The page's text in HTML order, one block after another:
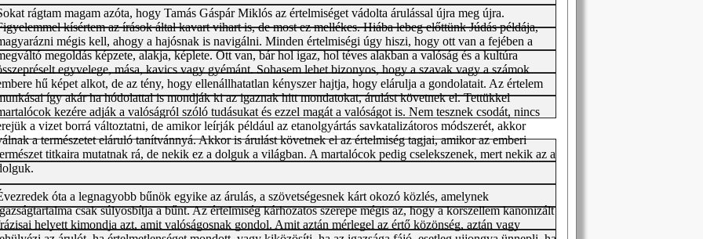
rágtam magam azóta, hogy Tamás Gáspár Miklós az értelmiséget vádolta árulással újra meg újra.
kísértem az írások által kavart vihart is, de most ez mellékes. Hiába lebeg előttünk Júdás példája,
mégis kell, ahogy a hajósnak is navigálni. Minden értelmiségi úgy hiszi, hogy ott van a fejében a
megoldás képzete, alakja, képlete. Ott van, bár hol igaz, hol téves alakban a valóság és a kultúra
egyvelege, mása, kavics vagy gyémánt. Sohasem lehet bizonyos, hogy a szavak vagy a számok
hű képet alkot, de az tény, hogy ellenállhatatlan kényszer hajtja, hogy elárulja a gondolatait. Az értelem
így akár ha hódolattal is mondják ki az igaznak hitt mondatokat, árulást követnek el. Tettükkel
kezére adják a valóságról szóló tudásukat és ezzel magát a valóságot is. Nem tesznek csodát, nincs
a vizet borrá változtatni, de amikor leírják például az etanolgyártás savkatalizátoros módszerét, akkor
a természetet eláruló tanítvánnyá. Akkor is árulást követnek el az értelmiség tagjai, amikor az emberi
titkaira mutatnak rá, de nekik ez a dolguk a világban. A martalócok pedig cselekszenek, mert nekik az a
óta a legnagyobb bűnök egyike az árulás, a szövetségesnek kárt okozó közlés, amelynek
csak súlyosbítja a bűnt. Az értelmiség kárhozatos szerepe mégis az, hogy a korszellem kanonizált
helyett kimondja azt, amit valóságosnak gondol. Amit aztán mérlegel az értő közönség, aztán vagy